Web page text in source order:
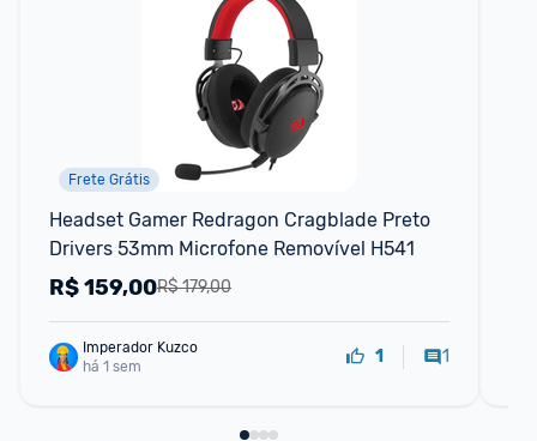
Frete Grátis
Headset Gamer Redragon Cragblade Preto
Drivers 53mm Microfone Removível H541
R$ 179,00
R$159,00
Imperador Kuzco
há 1 sem
1 1